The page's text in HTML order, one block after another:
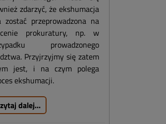
zdarzyć, że ekshumacja
zostać przeprowadzona na
prokuratury, np. w
prowadzonego
Przyjrzyjmy się zatem
jest, i na czym polega
ekshumacji.
dalej...